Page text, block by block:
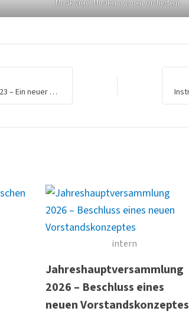
Musik vieler Musiker aus den Orchestern
Jahreshauptversammlung 2023 – Ein neuer Vorstand
intern
Jahreshauptversammlung
2026 – Beschluss eines
neuen Vorstandskonzeptes